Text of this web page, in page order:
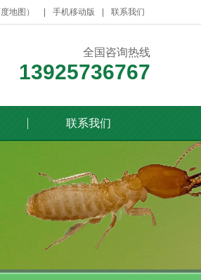
地图 ） 手机移动版 联系我们
全国咨询热线
13925736767
联系我们